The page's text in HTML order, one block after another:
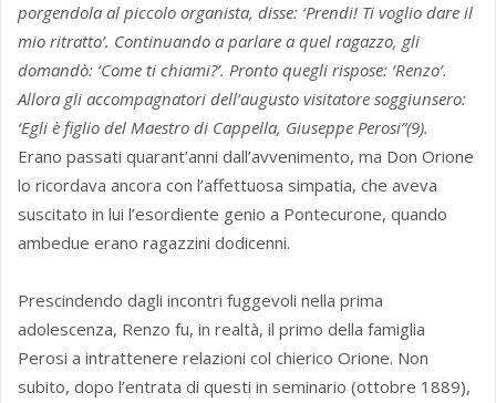
porgendola al piccolo organista, disse: ‘Prendi! Ti voglio dare il
mio ritratto’. Continuando a parlare a quel ragazzo, gli
domandò: ‘Come ti chiami?’. Pronto quegli rispose: ‘Renzo’.
Allora gli accompagnatori dell’augusto visitatore soggiunsero:
‘Egli è figlio del Maestro di Cappella, Giuseppe Perosi”(9).
Erano passati quarant’anni dall’avvenimento, ma Don Orione
lo ricordava ancora con l’affettuosa simpatia, che aveva
suscitato in lui l’esordiente genio a Pontecurone, quando
ambedue erano ragazzini dodicenni.
Prescindendo dagli incontri fuggevoli nella prima
adolescenza, Renzo fu, in realtà, il primo della famiglia
Perosi a intrattenere relazioni col chierico Orione. Non
subito, dopo l’entrata di questi in seminario (ottobre 1889),